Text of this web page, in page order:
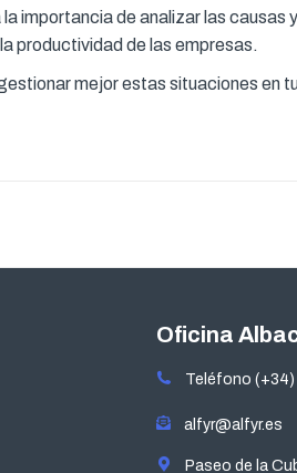
importancia de analizar las
productividad de las empresas.
mejor estas situaciones en
Oficina
Teléfono (+34)
alfyr@alfyr.es
Paseo de la